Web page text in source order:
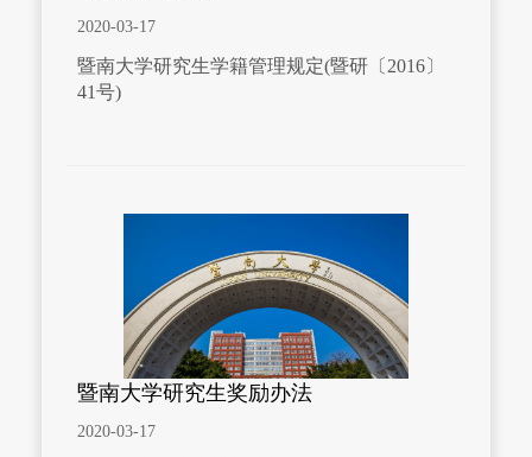
2020-03-17
暨南大学研究生学籍管理规定(暨研〔2016〕
41号)
暨南大学研究生奖励办法
2020-03-17